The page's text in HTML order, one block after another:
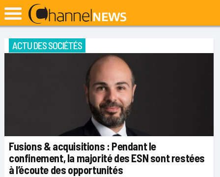
ACTU DES SOCIÉTÉS
Fusions & acquisitions : Pendant le
confinement, la majorité des ESN sont restées
à l’écoute des opportunités